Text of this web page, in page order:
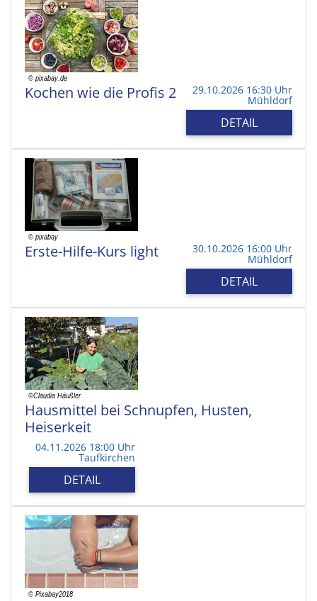
Kochen wie die Profis 2 29.10.2026 16:30 Uhr
Mühldorf
DETAIL
Erste-Hilfe-Kurs light 30.10.2026 16:00 Uhr
Mühldorf
DETAIL
Hausmittel bei Schnupfen, Husten,
Heiserkeit
04.11.2026 18:00 Uhr
Taufkirchen
DETAIL